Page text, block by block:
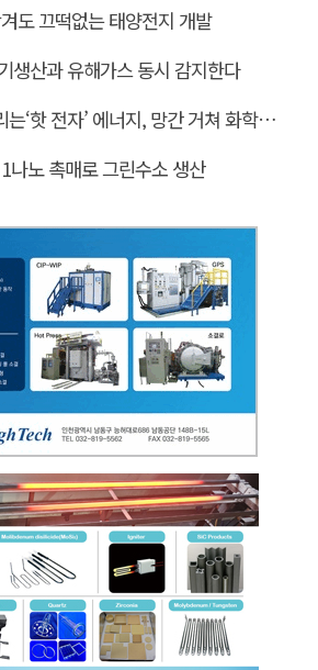
도 끄떡없는 태양전지 개발
생산과 유해가스 동시 감지한다
찰나에 식어버리는‘핫 전자’ 에너지, 망간 거쳐 화학반응에 쓴다
나노 촉매로 그린수소 생산